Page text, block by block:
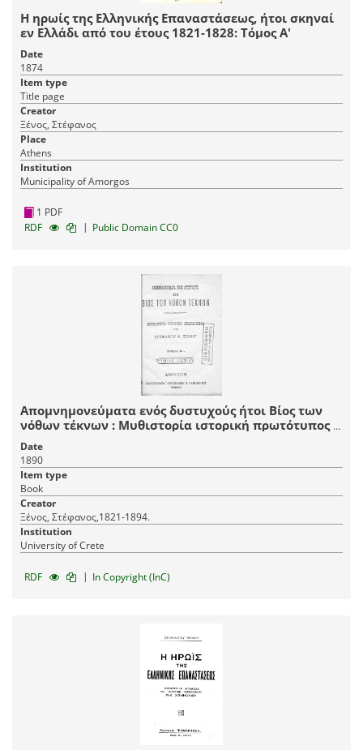
Η ηρωίς της Ελληνικής Επαναστάσεως, ήτοι σκηναί
εν Ελλάδι από του έτους 1821-1828: Τόμος Α'
Date
1874
Item type
Title page
Creator
Ξένος, Στέφανος
Place
Athens
Institution
Municipality of Amorgos
1 PDF
RDF
| Public Domain CC0
Απομνημονεύματα ενός δυστυχούς ήτοι Βίος των
νόθων τέκνων : Μυθιστορία ιστορική πρωτότυπος /
Υπό Στεφάνου Θ. Ξένου.
Date
1890
Item type
Book
Creator
Ξένος, Στέφανος,1821-1894.
Institution
University of Crete
RDF | In Copyright (InC)